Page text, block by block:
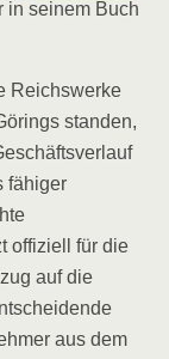
in seinem Buch
Reichswerke
standen,
fähiger
offiziell für die
auf die
aus dem